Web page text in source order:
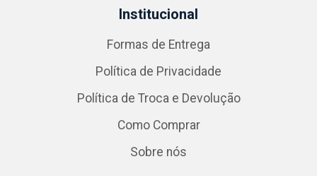
Institucional
Formas de Entrega
Política de Privacidade
Política de Troca e Devolução
Como Comprar
Sobre nós